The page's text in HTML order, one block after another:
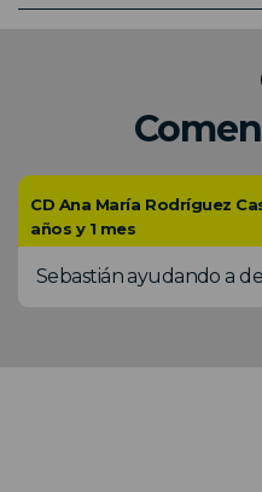
CD Ana María Rodríguez
años y 1 mes
Sebastián ayudando a